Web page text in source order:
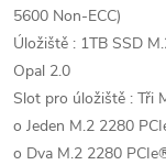
5600 Non-ECC)
Úložiště : 1TB SSD
Opal 2.0
Slot pro úložiště : Tři
o Jeden M.2 2280
o Dva M.2 2280